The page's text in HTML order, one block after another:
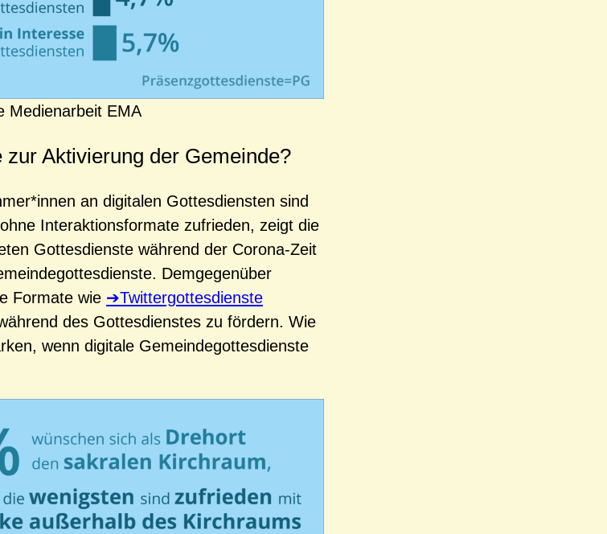
Medienarbeit EMA
Aktivierung der Gemeinde?
an digitalen Gottesdiensten sind
Interaktionsformate zufrieden, zeigt die
Gottesdienste während der Corona-Zeit
Demgegenüber
Formate wie
Twittergottesdienste
des Gottesdienstes zu fördern. Wie
wenn digitale Gemeindegottesdienste